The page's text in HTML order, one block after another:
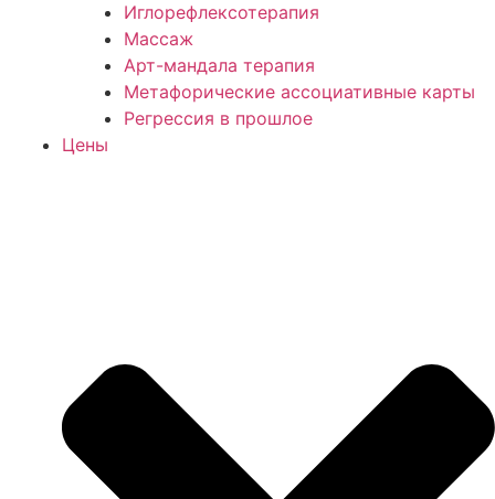
Иглорефлексотерапия
Массаж
Арт-мандала терапия
Метафорические ассоциативные карты
Регрессия в прошлое
Цены